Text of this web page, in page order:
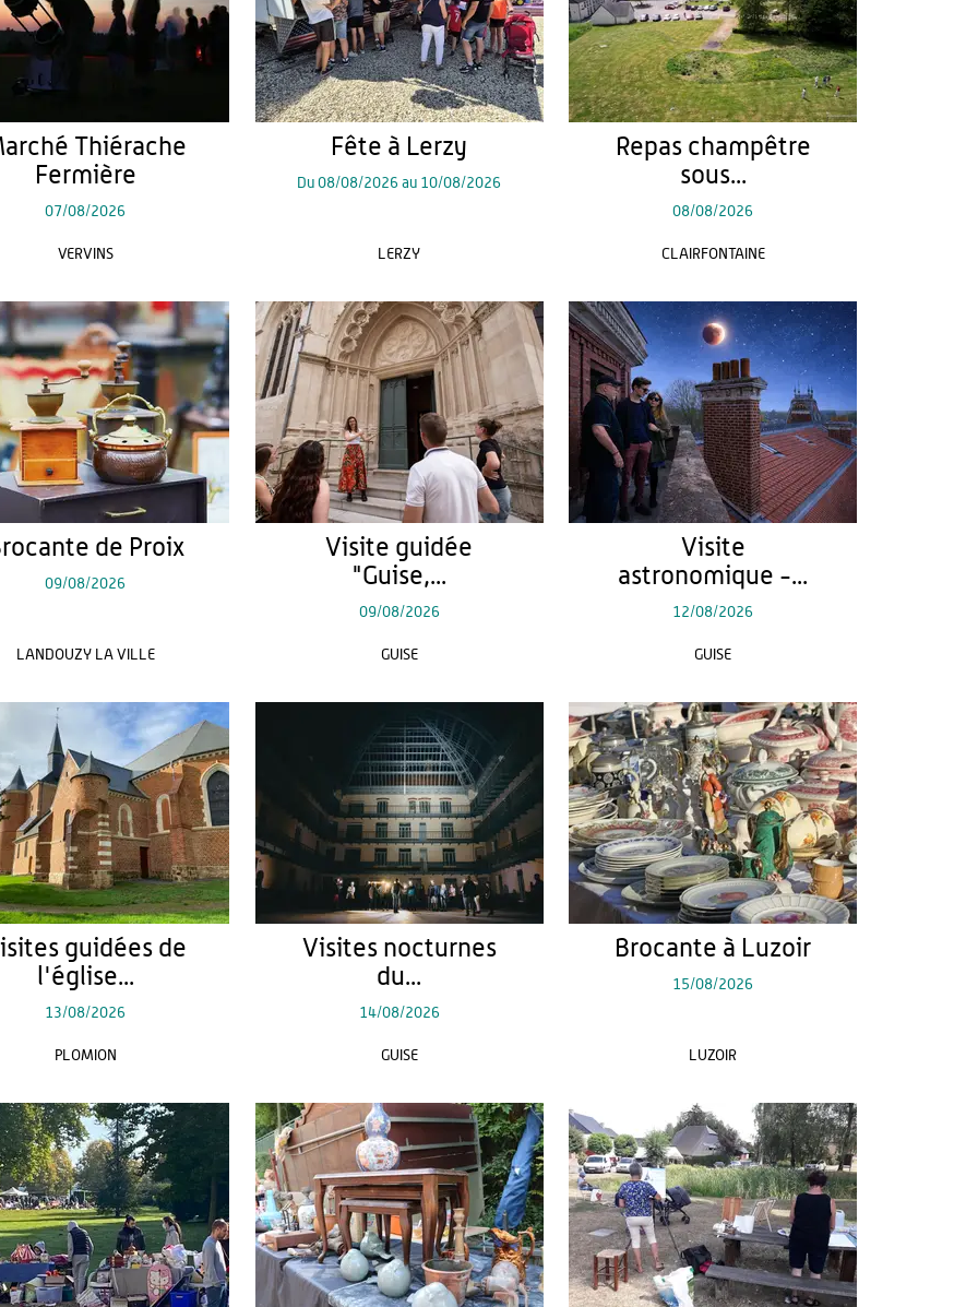
Thiérache
Fermière
07/08/2026
VERVINS
Fête à Lerzy
Du08/08/2026 au 10/08/2026
LERZY
Repas champêtre
sous...
08/08/2026
CLAIRFONTAINE
de Proix
09/08/2026
LANDOUZY LA VILLE
Visite guidée
"Guise,...
09/08/2026
GUISE
Visite
astronomique -...
12/08/2026
GUISE
guidées de
l'église...
13/08/2026
PLOMION
Visites nocturnes
du...
14/08/2026
GUISE
Brocante à Luzoir
15/08/2026
LUZOIR